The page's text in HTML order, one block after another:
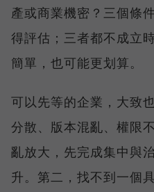
產或商業機密？三個條
得評估；三者都不成立
簡單，也可能更划算。
可以先等的企業，大致
分散、版本混亂、權限
亂放大，先完成集中與
升。第二，找不到一個